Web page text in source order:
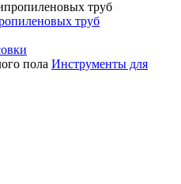
труб
Инструменты для